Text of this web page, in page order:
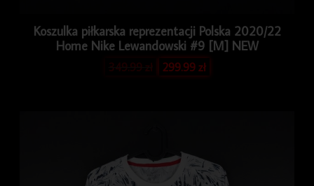
Koszulka piłkarska reprezentacji Polska 2020/22
Home Nike Lewandowski #9 [M] NEW
349.99 zł 299.99zł